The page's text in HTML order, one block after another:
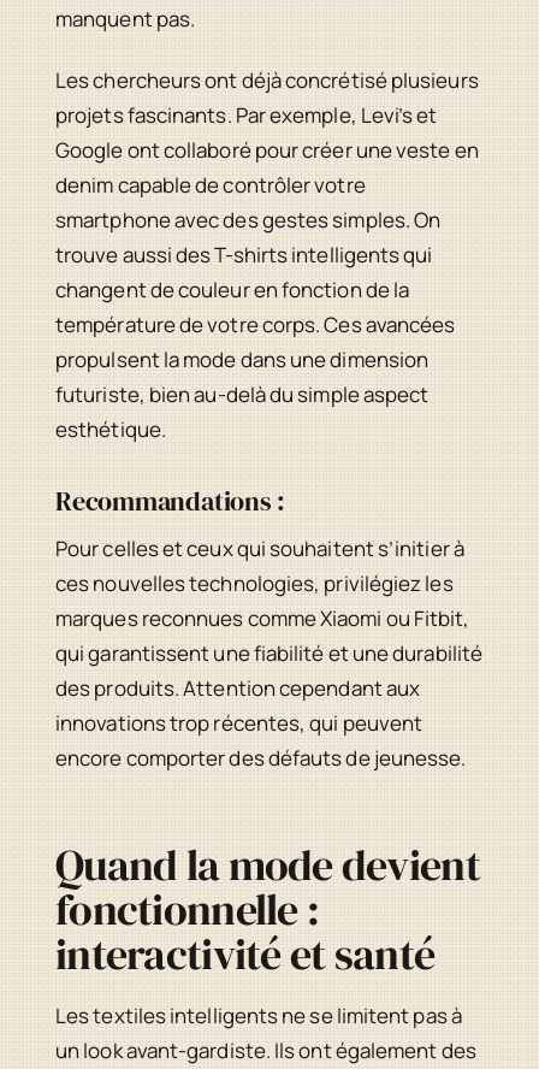
manquent pas.
Les chercheurs ont déjà concrétisé plusieurs
projets fascinants. Par exemple, Levi’s et
Google ont collaboré pour créer une veste en
denim capable de contrôler votre
smartphone avec des gestes simples. On
trouve aussi des T-shirts intelligents qui
changent de couleur en fonction de la
température de votre corps. Ces avancées
propulsent la mode dans une dimension
futuriste, bien au-delà du simple aspect
esthétique.
Recommandations :
Pour celles et ceux qui souhaitent s’initier à
ces nouvelles technologies, privilégiez les
marques reconnues comme Xiaomi ou Fitbit,
qui garantissent une fiabilité et une durabilité
des produits. Attention cependant aux
innovations trop récentes, qui peuvent
encore comporter des défauts de jeunesse.
Quand la mode devient
fonctionnelle :
interactivité et santé
Les textiles intelligents ne se limitent pas à
un look avant-gardiste. Ils ont également des